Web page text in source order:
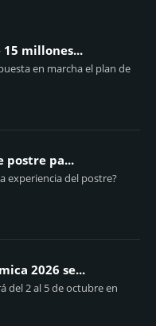
15 millones...
en marcha el plan de
postre pa...
experiencia del postre?
2026 se...
del 2 al 5 de octubre en